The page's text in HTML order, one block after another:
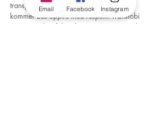
transpersoner og andre skeive, alle som
kommer bes opptre med respekt. Transfobi
og annen skeivfobi tolereres sammen med
Email Facebook Instagram